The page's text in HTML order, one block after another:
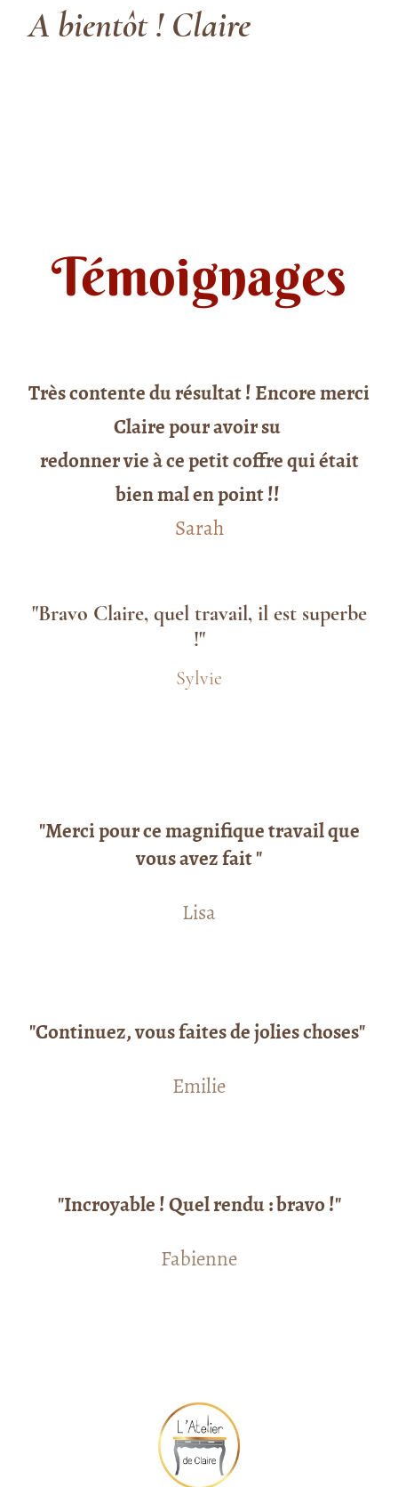
A bientôt ! Claire
Témoignages
Très contente du résultat ! Encore merci
Claire pour avoir su
redonner vie à ce petit coffre qui était
bien mal en point !!
Sarah
"Bravo Claire, quel travail, il est superbe
!"
Sylvie
"Merci pour ce magnifique travail que
vous avez fait "
Lisa
"Continuez, vous faites de jolies choses"
Emilie
"Incroyable ! Quel rendu : bravo !"
Fabienne